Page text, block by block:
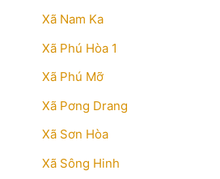
Xã Nam Ka
Xã Phú Hòa 1
Xã Phú Mỡ
Xã Pơng Drang
Xã Sơn Hòa
Xã Sông Hinh